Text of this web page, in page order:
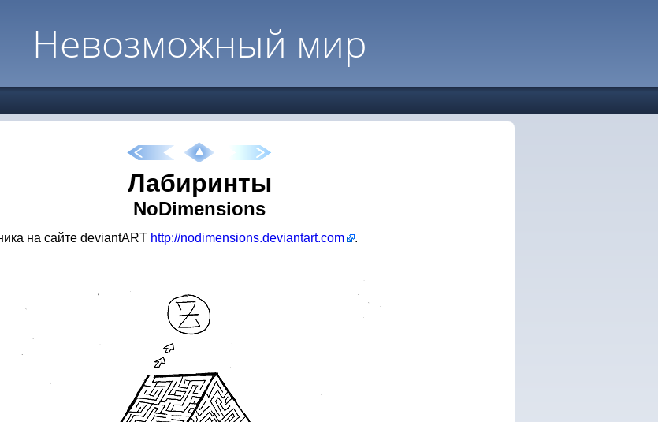
Невозможный мир
Лабиринты
NoDimensions
на сайте deviantART http://nodimensions.deviantart.com .